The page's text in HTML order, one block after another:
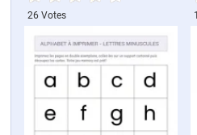
26 Votes